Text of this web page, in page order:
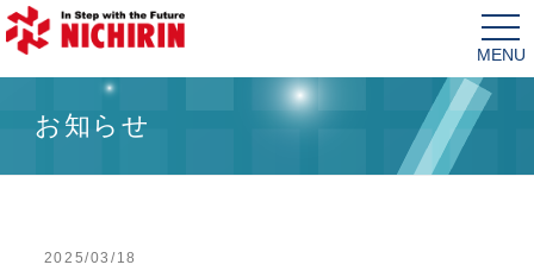
お知らせ
2025/03/18